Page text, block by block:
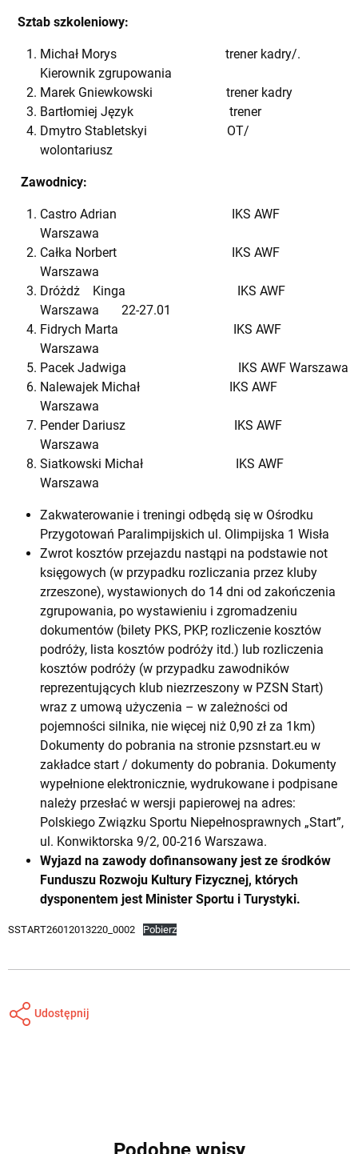
Sztab szkoleniowy:
Michał Morys trener kadry/.
Kierownik zgrupowania
Marek Gniewkowski trener kadry
Bartłomiej Język trener
Dmytro Stabletskyi OT/
wolontariusz
Zawodnicy:
Castro Adrian IKS AWF
Warszawa
Całka Norbert IKS AWF
Warszawa
Dróżdż Kinga IKS AWF
Warszawa 22-27.01
Fidrych Marta IKS AWF
Warszawa
Pacek Jadwiga IKS AWF Warszawa
Nalewajek Michał IKS AWF
Warszawa
Pender Dariusz IKS AWF
Warszawa
Siatkowski Michał IKS AWF
Warszawa
Zakwaterowanie i treningi odbędą się w Ośrodku
Przygotowań Paralimpijskich ul. Olimpijska 1 Wisła
Zwrot kosztów przejazdu nastąpi na podstawie not
księgowych (w przypadku rozliczania przez kluby
zrzeszone), wystawionych do 14 dni od zakończenia
zgrupowania, po wystawieniu i zgromadzeniu
dokumentów (bilety PKS, PKP, rozliczenie kosztów
podróży, lista kosztów podróży itd.) lub rozliczenia
kosztów podróży (w przypadku zawodników
reprezentujących klub niezrzeszony w PZSN Start)
wraz z umową użyczenia – w zależności od
pojemności silnika, nie więcej niż 0,90 zł za 1km)
Dokumenty do pobrania na stronie pzsnstart.eu w
zakładce start / dokumenty do pobrania. Dokumenty
wypełnione elektronicznie, wydrukowane i podpisane
należy przesłać w wersji papierowej na adres:
Polskiego Związku Sportu Niepełnosprawnych „Start”,
ul. Konwiktorska 9/2, 00-216 Warszawa.
Wyjazd na zawody dofinansowany jest ze środków
Funduszu Rozwoju Kultury Fizycznej, których
dysponentem jest Minister Sportu i Turystyki.
SSTART26012013220_0002 Pobierz
Udostępnij